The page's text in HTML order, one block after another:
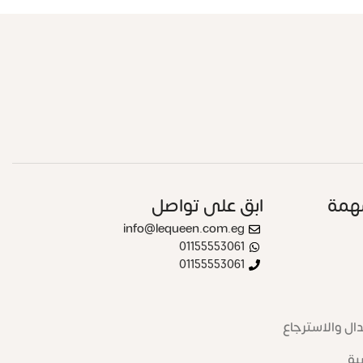
والاسترجاع
ابق على تواصل
info@lequeen.com.eg
01155553061
01155553061